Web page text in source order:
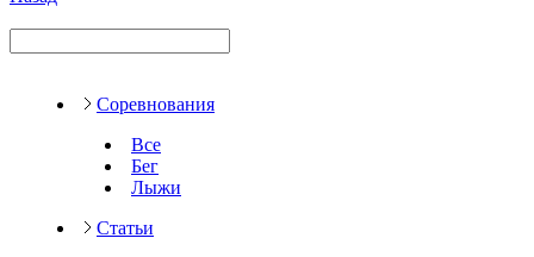
Соревнования
Все
Бег
Лыжи
Статьи